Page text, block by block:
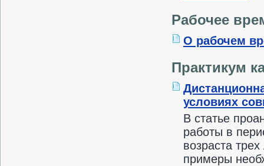
Рабочее
О рабочем
Практикум
условиях
В статье
работы в
возраста
примеры